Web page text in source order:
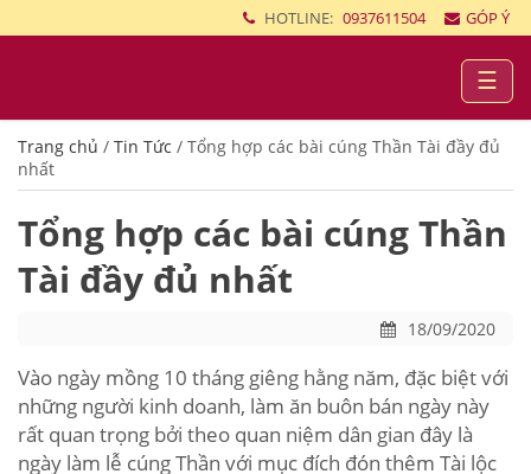
HOTLINE: 0937611504 GÓP Ý
☰
Trang chủ / Tin Tức / Tổng hợp các bài cúng Thần Tài đầy đủ
nhất
Tổng hợp các bài cúng Thần
Tài đầy đủ nhất
18/09/2020
Vào ngày mồng 10 tháng giêng hằng năm, đặc biệt với
những người kinh doanh, làm ăn buôn bán ngày này
rất quan trọng bởi theo quan niệm dân gian đây là
ngày làm lễ cúng Thần với mục đích đón thêm Tài lộc